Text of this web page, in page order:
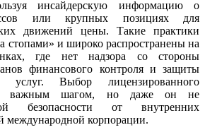
инсайдерскую информацию о
или крупных позициях для
движений цены. Такие практики
стопами» и широко распространены на
где нет надзора со стороны
финансового контроля и защиты
услуг. Выбор лицензированного
важным шагом, но даже он не
безопасности от внутренних
международной корпорации.